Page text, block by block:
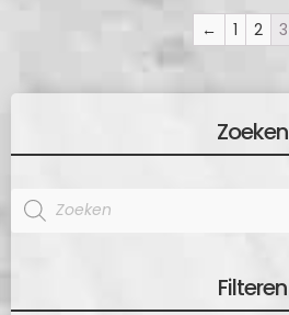
← 1 2 3
Zoeken
Products
search
Filteren